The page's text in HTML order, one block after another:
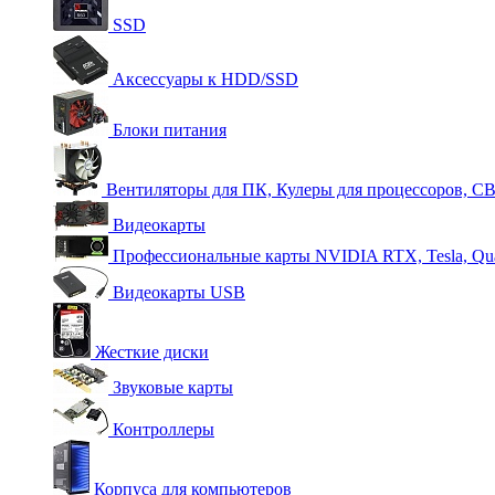
SSD
Аксессуары к HDD/SSD
Блоки питания
Вентиляторы для ПК, Кулеры для процессоров,
Видеокарты
Профессиональные карты NVIDIA RTX, Tesla,
Видеокарты USB
Жесткие диски
Звуковые карты
Контроллеры
Корпуса для компьютеров